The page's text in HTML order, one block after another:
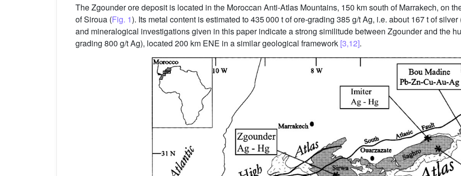
The Zgounder ore deposit is located in the Moroccan Anti-Atlas Mountains, 150 km south of Marrakech, on
of Siroua (Fig. 1). Its metal content is estimated to 435 000 t of ore-grading 385 g/t Ag, i.e. about 167 t of
and mineralogical investigations given in this paper indicate a strong similitude between Zgounder and the
grading 800 g/t Ag), located 200 km ENE in a similar geological framework [3,12].